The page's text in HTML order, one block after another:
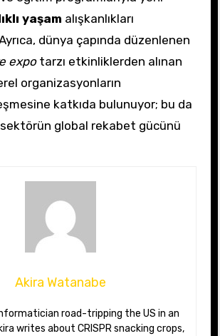
yaşam alışkanlıkları
dünya çapında düzenlenen
expotarzı etkinliklerden alınan
organizasyonların
katkıda bulunuyor; bu da
global rekabet gücünü
Akira Watanabe
writes about CRISPR snacking crops,